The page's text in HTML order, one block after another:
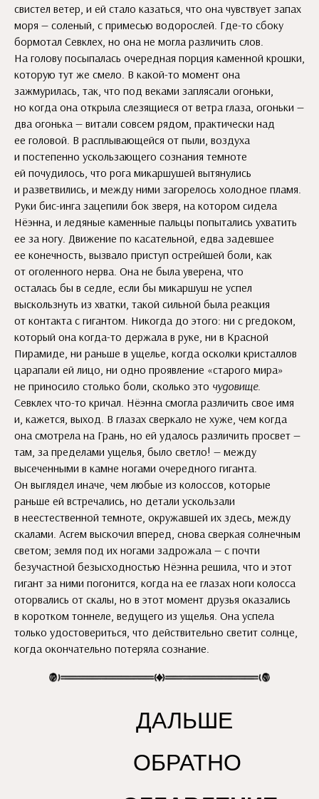
свистел ветер, и ей стало казаться, что она чувствует запах
моря — соленый, с примесью водорослей. Где-то сбоку
бормотал Севклех, но она не могла различить слов.
На голову посыпалась очередная порция каменной крошки,
которую тут же смело. В какой-то момент она
зажмурилась, так, что под веками заплясали огоньки,
но когда она открыла слезящиеся от ветра глаза, огоньки —
два огонька — витали совсем рядом, практически над
ее головой. В расплывающейся от пыли, воздуха
и постепенно ускользающего сознания темноте
ей почудилось, что рога микаршушей вытянулись
и разветвились, и между ними загорелось холодное пламя.
Руки бис-инга зацепили бок зверя, на котором сидела
Нёэнна, и ледяные каменные пальцы попытались ухватить
ее за ногу. Движение по касательной, едва задевшее
ее конечность, вызвало приступ острейшей боли, как
от оголенного нерва. Она не была уверена, что
осталась бы в седле, если бы микаршуш не успел
выскользнуть из хватки, такой сильной была реакция
от контакта с гигантом. Никогда до этого: ни с ргедоком,
который она когда-то держала в руке, ни в Красной
Пирамиде, ни раньше в ущелье, когда осколки кристаллов
царапали ей лицо, ни одно проявление «старого мира»
не приносило столько боли, сколько это чудовище.
Севклех что-то кричал. Нёэнна смогла различить свое имя
и, кажется, выход. В глазах сверкало не хуже, чем когда
она смотрела на Грань, но ей удалось различить просвет —
там, за пределами ущелья, было светло! — между
высеченными в камне ногами очередного гиганта.
Он выглядел иначе, чем любые из колоссов, которые
раньше ей встречались, но детали ускользали
в неестественной темноте, окружавшей их здесь, между
скалами. Асгем выскочил вперед, снова сверкая солнечным
светом; земля под их ногами задрожала — с почти
безучастной безысходностью Нёэнна решила, что и этот
гигант за ними погонится, когда на ее глазах ноги колосса
оторвались от скалы, но в этот момент друзья оказались
в коротком тоннеле, ведущего из ущелья. Она успела
только удостовериться, что действительно светит солнце,
когда окончательно потеряла сознание.
ДАЛЬШЕ
ОБРАТНО